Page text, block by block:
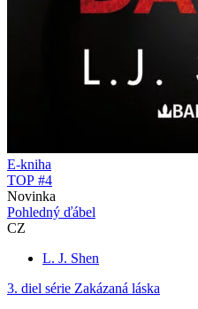
E-kniha
TOP #4
Novinka
Pohledný ďábel
CZ
L. J. Shen
3. diel série Zakázaná láska